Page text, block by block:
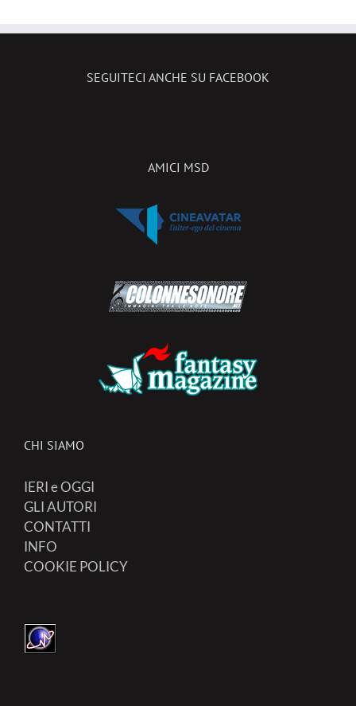
sala!
SEGUITECI ANCHE SU FACEBOOK
AMICI MSD
CHI SIAMO
IERI e OGGI
GLI AUTORI
CONTATTI
INFO
COOKIE POLICY